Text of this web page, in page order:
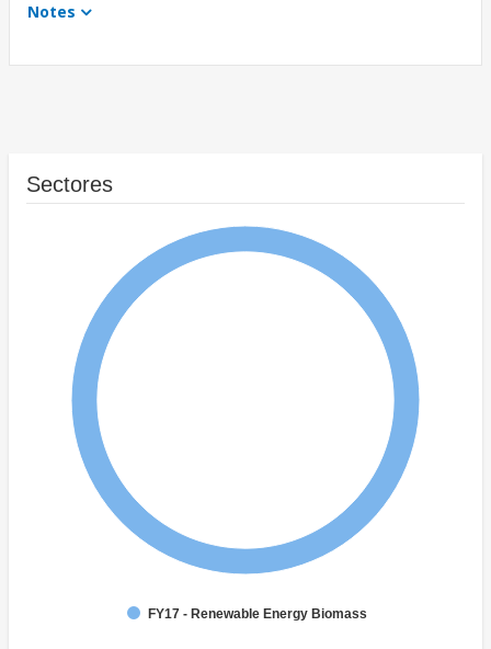
Notes
Sectores
FY17 - Renewable Energy Biomass